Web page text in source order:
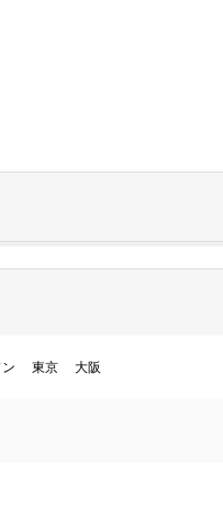
東京 大阪